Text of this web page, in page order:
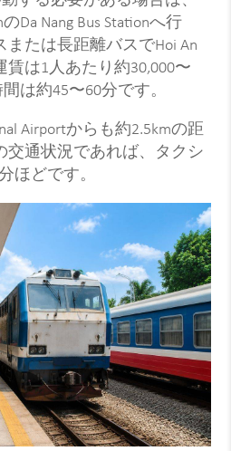
Da Nang Bus Stationへ行
たは長距離バスでHoi An
は1人あたり約30,000〜
は約45〜60分です。
Airportからも約2.5kmの距
交通状況であれば、タクシ
ほどです。